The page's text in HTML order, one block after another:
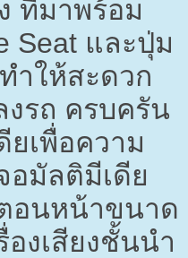
ที่มาพร้อม
Seat และปุ่ม
ำให้สะดวก
รถ ครบครัน
ยเพื่อความ
อมัลติมีเดีย
อนหน้าขนาด
องเสียงชั้นนำ